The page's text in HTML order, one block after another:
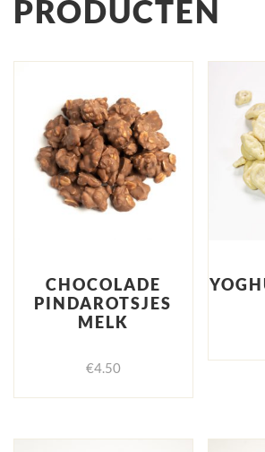
PRODUCTEN
CHOCOLADE
PINDAROTSJES
MELK
€4.50